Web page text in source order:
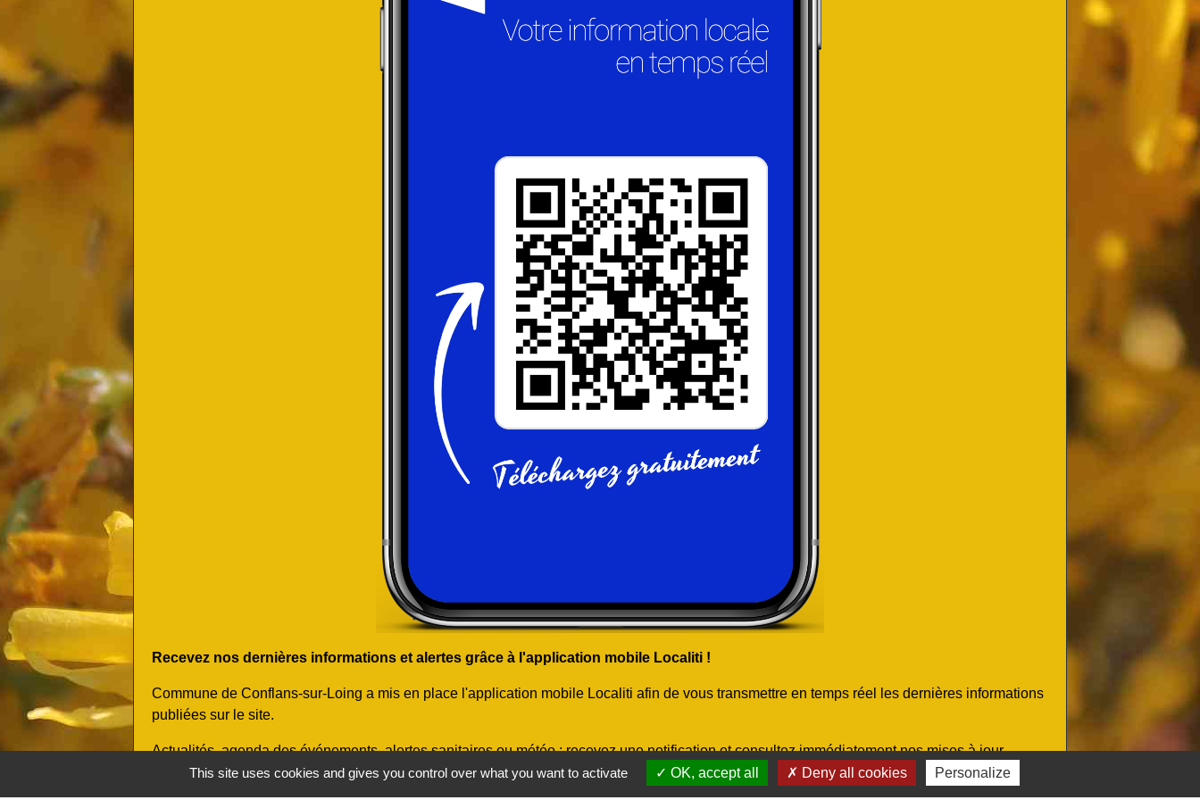
Recevez nos dernières informations et alertes grâce à l'application mobile Localiti !
Commune de Conflans-sur-Loing a mis en place l'application mobile Localiti afin de vous transmettre en temps réel les dernières informations
publiées sur le site.
Actualités, agenda des événements, alertes sanitaires ou météo : recevez une notification et consultez immédiatement nos mises à jour.
Enregistrez ou partagez vos informations favorites, envoyez-nous également vos signalements citoyens...Tout cela gratuitement et sans
This site uses cookies and gives you control over what you want to activate OK, accept all Deny all cookies Personalize